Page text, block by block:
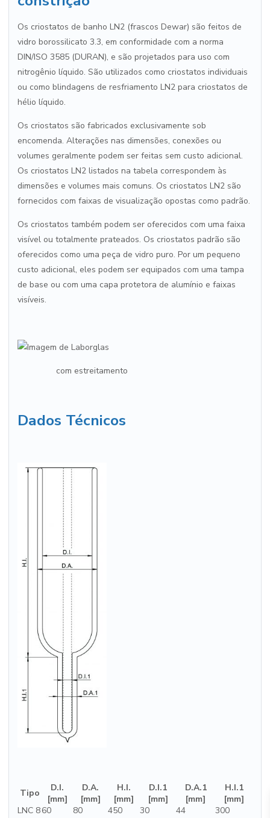
Os criostatos de banho LN2 (frascos Dewar) são feitos de
vidro borossilicato 3.3, em conformidade com a norma
DIN/ISO 3585 (DURAN), e são projetados para uso com
nitrogênio líquido. São utilizados como criostatos individuais
ou como blindagens de resfriamento LN2 para criostatos de
hélio líquido.
Os criostatos são fabricados exclusivamente sob
encomenda. Alterações nas dimensões, conexões ou
volumes geralmente podem ser feitas sem custo adicional.
Os criostatos LN2 listados na tabela correspondem às
dimensões e volumes mais comuns. Os criostatos LN2 são
fornecidos com faixas de visualização opostas como padrão.
Os criostatos também podem ser oferecidos com uma faixa
visível ou totalmente prateados. Os criostatos padrão são
oferecidos como uma peça de vidro puro. Por um pequeno
custo adicional, eles podem ser equipados com uma tampa
de base ou com uma capa protetora de alumínio e faixas
visíveis.
com estreitamento
Dados Técnicos
Tipo
D.I.
[mm]
D.A.
[mm]
H.I.
[mm]
D.I.1
[mm]
D.A.1
[mm]
H.I.1
[mm]
LNC 860 80 450 30 44
300